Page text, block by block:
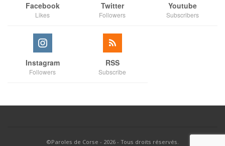
Facebook
Likes
Twitter
Followers
Youtube
Subscribers
Instagram
Followers
RSS
Subscribe
©Paroles de Corse - 2026 - Tous droits réservés.